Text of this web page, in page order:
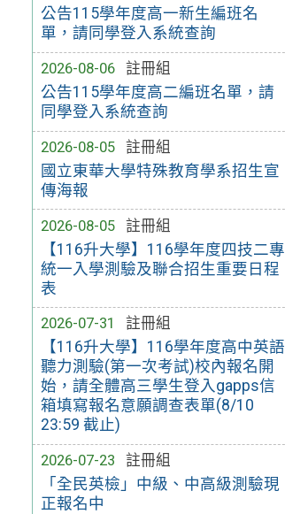
公告115學年度高一新生編班名
單，請同學登入系統查詢
2026-08-06
註冊組
公告115學年度高二編班名單，請
同學登入系統查詢
2026-08-05
註冊組
國立東華大學特殊教育學系招生宣
傳海報
2026-08-05
註冊組
【116升大學】116學年度四技二專
統一入學測驗及聯合招生重要日程
表
2026-07-31
註冊組
【116升大學】116學年度高中英語
聽力測驗(第一次考試)校內報名開
始，請全體高三學生登入gapps信
箱填寫報名意願調查表單(8/10
23:59 截止)
2026-07-23
註冊組
「全民英檢」中級、中高級測驗現
正報名中